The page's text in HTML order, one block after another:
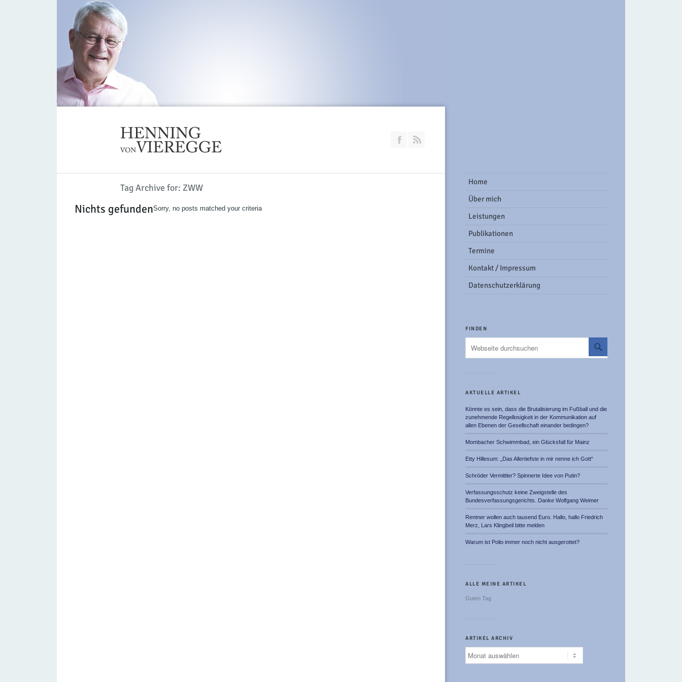
Join our Facebook Group
Tag Archive for: ZWW
Nichts gefundenSorry, no posts matched your criteria
Home
Über mich
Leistungen
Publikationen
Termine
Kontakt / Impressum
Datenschutzerklärung
FINDEN
AKTUELLE ARTIKEL
Könnte es sein, dass die Brutalisierung im Fußball und die
zunehmende Regellosigkeit in der Kommunikation auf
allen Ebenen der Gesellschaft einander bedingen?
Mombacher Schwimmbad, ein Glücksfall für Mainz
Etty Hillesum: „Das Allertiefste in mir nenne ich Gott“
Schröder Vermittler? Spinnerte Idee von Putin?
Verfassungsschutz keine Zweigstelle des
Bundesverfassungsgerichts. Danke Wolfgang Weimer
Rentner wollen auch tausend Euro. Hallo, hallo Friedrich
Merz, Lars Klingbeil bitte melden
Warum ist Polio immer noch nicht ausgerottet?
ALLE MEINE ARTIKEL
Guten Tag
ARTIKEL ARCHIV
Artikel
Archiv